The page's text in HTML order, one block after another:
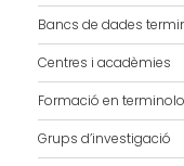
Bancs de dades
Centres i acadèmies
Formació en
Grups d’investigació